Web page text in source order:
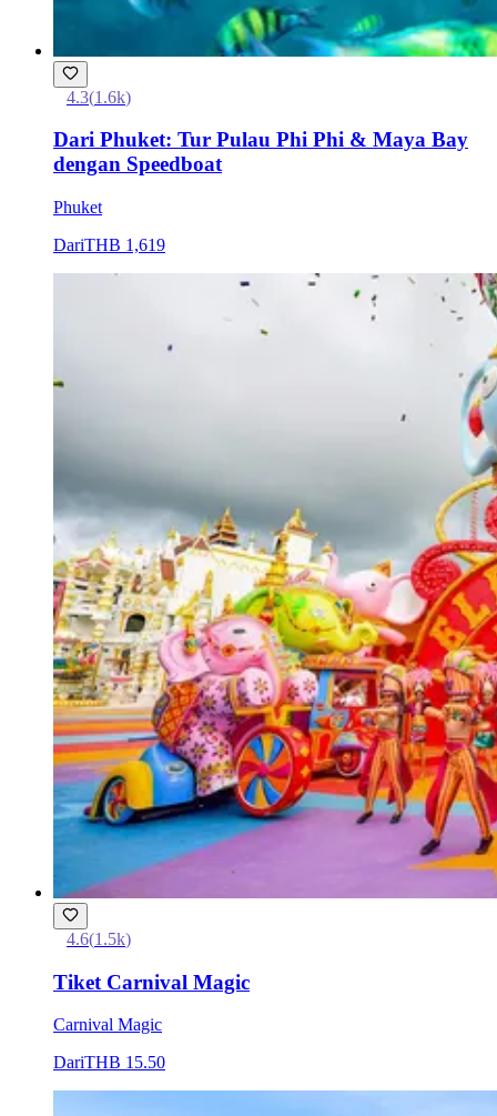
4.3(1.6k)
Dari Phuket: Tur Pulau Phi Phi & Maya Bay
dengan Speedboat
Phuket
DariTHB 1,619
4.6(1.5k)
Tiket Carnival Magic
Carnival Magic
DariTHB 15.50